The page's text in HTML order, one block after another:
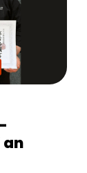
an